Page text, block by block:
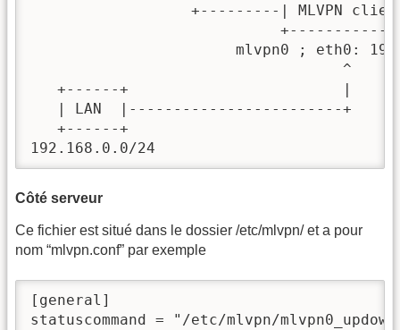
+---------| MLVPN
mlvpn0 ; eth0:
                                   ^
   +------+                        |
   | LAN  |------------------------+
   +------+
192.168.0.0/24
Côté serveur
Ce fichier est situé dans le dossier /etc/mlvpn/ et a pour
nom “mlvpn.conf” par exemple
[general]
statuscommand = "/etc/mlvpn/